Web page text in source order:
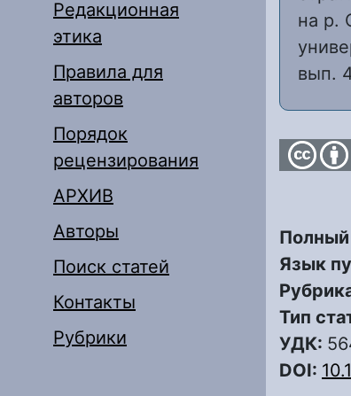
Редакционная
этика
Правила для
авторов
Порядок
рецензирования
АРХИВ
Авторы
Поиск статей
Контакты
Рубрики
на р.
вып.
Полный
Язык
Тип
УДК:
DOI: